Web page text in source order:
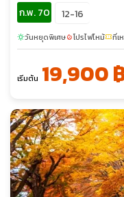
ก.พ. 70
12-16
sunnyวันหยุดพิเศษlocal_fire_departmentโปรไฟไหม้confirmation_numberที่เ
เริ่มต้น 19,900